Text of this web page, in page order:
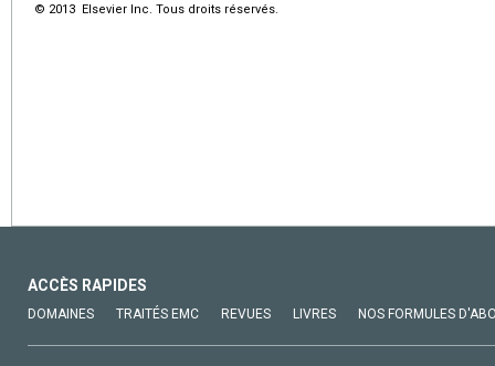
© 2013 Elsevier Inc. Tous droits réservés.
ACCÈS RAPIDES
DOMAINES TRAITÉS EMC REVUES LIVRES NOS FORMULES